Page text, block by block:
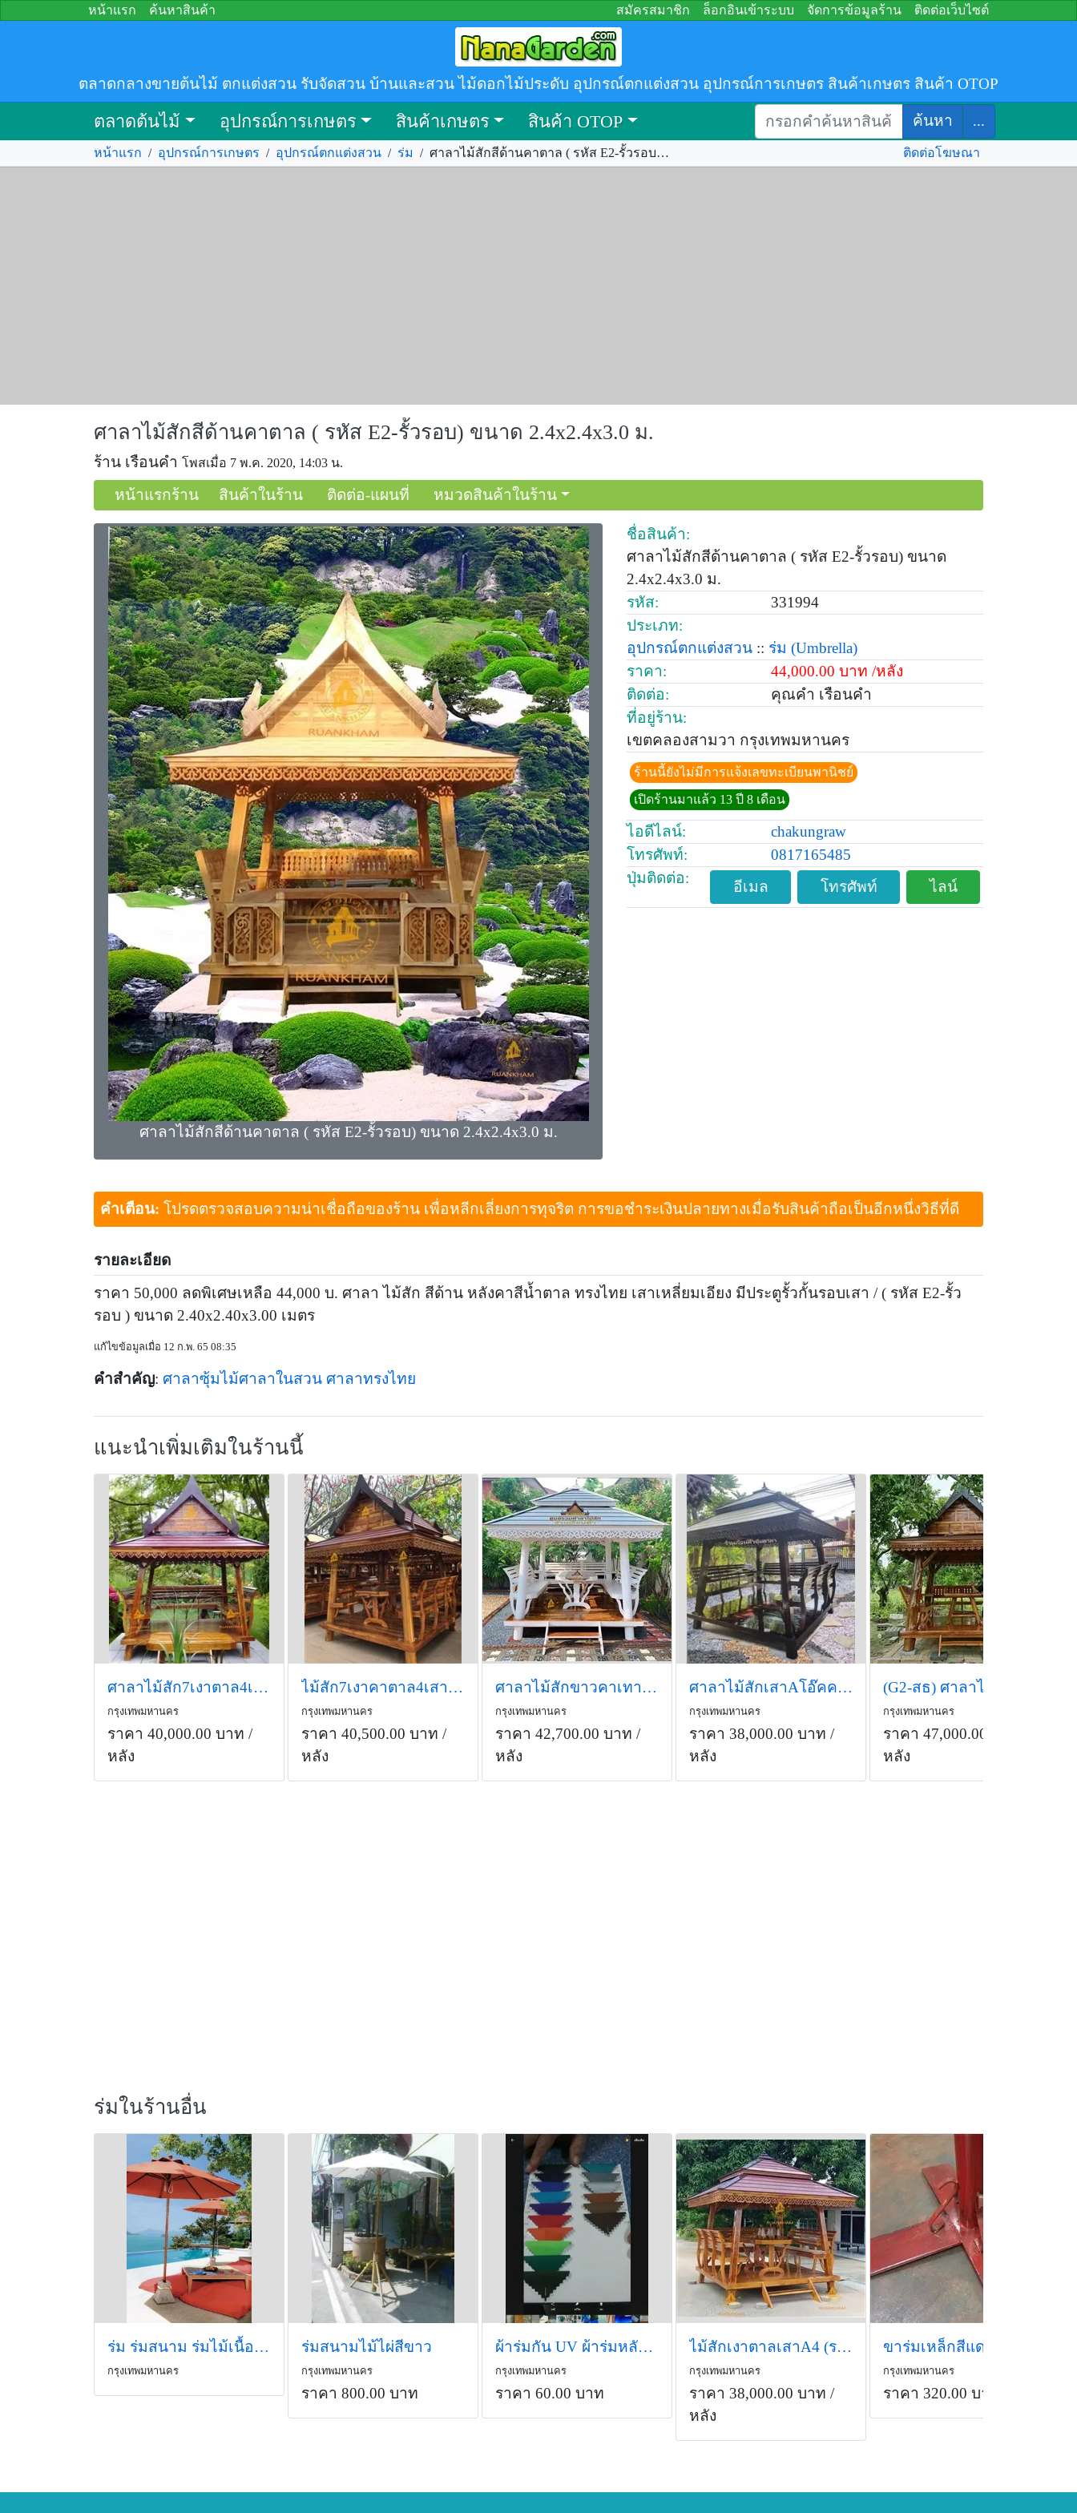
หน้าแรก ค้นหาสินค้า สมัครสมาชิก ล็อกอินเข้าระบบ จัดการข้อมูลร้าน ติดต่อเว็บไซต์
ตลาดกลางขายต้นไม้ ตกแต่งสวน รับจัดสวน บ้านและสวน ไม้ดอกไม้ประดับ อุปกรณ์ตกแต่งสวน อุปกรณ์การเกษตร สินค้าเกษตร สินค้า OTOP
ตลาดต้นไม้ อุปกรณ์การเกษตร สินค้าเกษตร สินค้า OTOP ค้นหา ...
หน้าแรก / อุปกรณ์การเกษตร / อุปกรณ์ตกแต่งสวน / ร่ม / ศาลาไม้สักสีด้านคาตาล ( รหัส E2-รั้วรอบ) ขนาด 2.4x2.4x3.0 ม. รหัส.331994 ติดต่อโฆษณา
ศาลาไม้สักสีด้านคาตาล ( รหัส E2-รั้วรอบ) ขนาด 2.4x2.4x3.0 ม.
ร้าน เรือนคำ โพสเมื่อ 7 พ.ค. 2020, 14:03 น.
หน้าแรกร้าน สินค้าในร้าน ติดต่อ-แผนที่ หมวดสินค้าในร้าน
ศาลาไม้สักสีด้านคาตาล ( รหัส E2-รั้วรอบ) ขนาด 2.4x2.4x3.0 ม.
ชื่อสินค้า:
ศาลาไม้สักสีด้านคาตาล ( รหัส E2-รั้วรอบ) ขนาด
2.4x2.4x3.0 ม.
รหัส:
331994
ประเภท:
อุปกรณ์ตกแต่งสวน :: ร่ม (Umbrella)
ราคา:
44,000.00 บาท /หลัง
ติดต่อ:
คุณคำ เรือนคำ
ที่อยู่ร้าน:
เขตคลองสามวา กรุงเทพมหานคร
ร้านนี้ยังไม่มีการแจ้งเลขทะเบียนพานิชย์
เปิดร้านมาแล้ว 13 ปี 8 เดือน
ไอดีไลน์:
chakungraw
โทรศัพท์:
0817165485
ปุ่มติดต่อ:
อีเมล โทรศัพท์ ไลน์
คำเตือน: โปรดตรวจสอบความน่าเชื่อถือของร้าน เพื่อหลีกเลี่ยงการทุจริต การขอชำระเงินปลายทางเมื่อรับสินค้าถือเป็นอีกหนึ่งวิธีที่ดี
รายละเอียด
ราคา 50,000 ลดพิเศษเหลือ 44,000 บ. ศาลา ไม้สัก สีด้าน หลังคาสีน้ำตาล ทรงไทย เสาเหลี่ยมเอียง มีประตูรั้วกั้นรอบเสา / ( รหัส E2-รั้ว
รอบ ) ขนาด 2.40x2.40x3.00 เมตร
แก้ไขข้อมูลเมื่อ 12 ก.พ. 65 08:35
คำสำคัญ: ศาลาซุ้มไม้ศาลาในสวน ศาลาทรงไทย
แนะนำเพิ่มเติมในร้านนี้
ศาลาไม้สัก7เงาตาล4เสา ( รหัส E2 ) ขนาด2.4x2.4x3.0 เม.
กรุงเทพมหานคร
ราคา 40,000.00 บาท /
หลัง
ไม้สัก7เงาคาตาล4เสาGA รหัส (E7) TGA-YB ขนาด 2.4x2.4x3.0 ม.
กรุงเทพมหานคร
ราคา 40,500.00 บาท /
หลัง
ศาลาไม้สักขาวคาเทาเสาGA ( รหัส E1-Gสีขาว) ขนาด 2.40X2.4x3.0
กรุงเทพมหานคร
ราคา 42,700.00 บาท /
หลัง
ศาลาไม้สักเสาAโอ๊คคาขาว ( รหัส E1-โอ๊ค ) ขนาด2.4x2.4x3.0 ม.
กรุงเทพมหานคร
ราคา 38,000.00 บาท /
หลัง
กรุงเทพมหานคร
ราคา 47,000.00 บาท
หลัง
ร่มในร้านอื่น
ร่ม ร่มสนาม ร่มไม้เนื้อแข็ง ร่มไม้ไผ่ ร่มผ้าดิบ ร่มเสาข้าง ร
กรุงเทพมหานคร
ร่มสนามไม้ไผ่สีขาว
กรุงเทพมหานคร
ราคา 800.00 บาท
ผ้าร่มกัน UV ผ้าร่มหลังสีเงิน ผ้าร่มหลัง silver
กรุงเทพมหานคร
ราคา 60.00 บาท
ไม้สักเงาตาลเสาA4 (รหัส E1) ขนาด 2.3x2.3x3 ม.
กรุงเทพมหานคร
ราคา 38,000.00 บาท /
หลัง
กรุงเทพมหานคร
ราคา 320.00 บาท